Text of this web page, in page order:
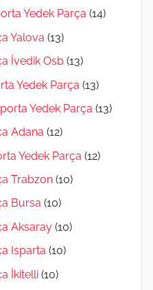
Yedek Parça (14)
Yalova (13)
İvedik Osb (13)
Yedek Parça (13)
Yedek Parça (13)
Adana (12)
Yedek Parça (12)
Trabzon (10)
Bursa (10)
Aksaray (10)
Isparta (10)
İkitelli (10)